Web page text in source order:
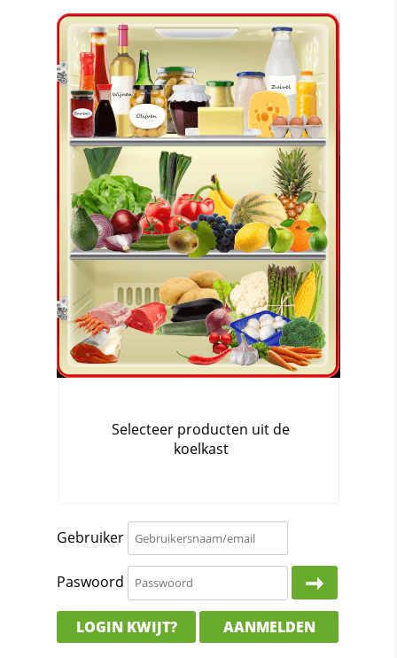
Gebruiker
Paswoord
LOGIN KWIJT? AANMELDEN